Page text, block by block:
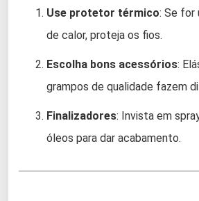
Use protetor térmico: Se for
de calor, proteja os fios.
Escolha bons acessórios:
grampos de qualidade fazem
Finalizadores: Invista em
óleos para dar acabamento.